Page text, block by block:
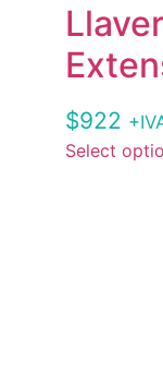
$922
Select